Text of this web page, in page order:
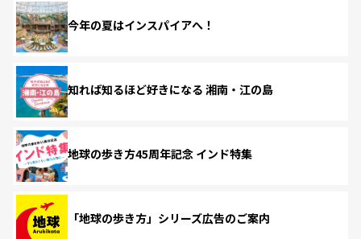
今年の夏はインスパイアへ！
知れば知るほど好きになる 湘南・江の島
地球の歩き方45周年記念 インド特集
「地球の歩き方」シリーズ広告のご案内